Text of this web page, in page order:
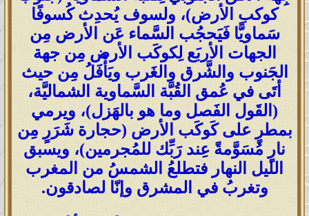
كوكب الأرض)، ولسوف يُحدِث كُسوفًا
سَماويًّا فَيَحجُب السَّماء عَن الأرض مِن
الجهات الأربَع لِكوكَب الأرض مِن جهة
الجَنوب والشَّرق والغَرب ويَأْفَلُ مِن حيث
أتَى في عُمق القُبَّة السَّماوية الشماليَّة،
(القَول الفَصل وما هو بالهَزل)، ويرمي
بمطرٍ على كَوكَب الأرض (حجارة شَرَرٍ مِن
نارٍ مُسَوَّمةً عِند رَبِّك للمُجرمين)، ويسبق
الليل النهار فتطلعُ الشمسُ من المغرب
وتغربُ في المشرق وإنّا لصادقون.